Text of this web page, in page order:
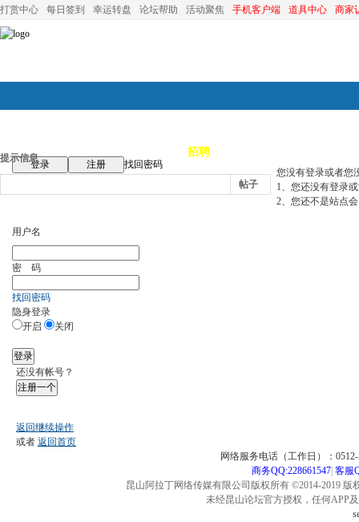
打赏中心 每日签到 幸运转盘 论坛帮助 活动聚焦 手机客户端 道具中心 商家
论坛首页 招聘
登录 注册
找回密码
帖子
提示信息
您没有登录或者您
1、您还没有登录
2、您还不是站点
用户名
密 码
找回密码
隐身登录
开启
关闭
登录
还没有帐号？
注册一个
返回继续操作
或者 返回首页
网络服务电话（工作日）：
商务QQ:228661547| 客服
昆山阿拉丁网络传媒有限公司版权所有 ©2014-2019
未经昆山论坛官方授权，任何APP